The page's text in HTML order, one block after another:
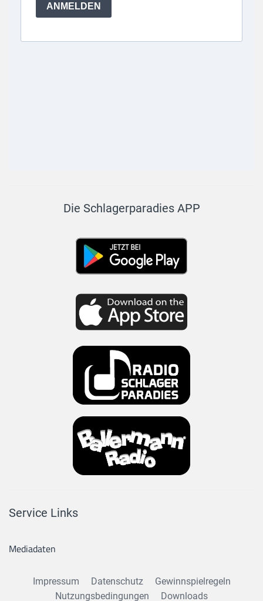
Die Schlagerparadies APP
Service Links
Mediadaten
Impressum Datenschutz
Gewinnspielregeln
Nutzungsbedingungen
Downloads